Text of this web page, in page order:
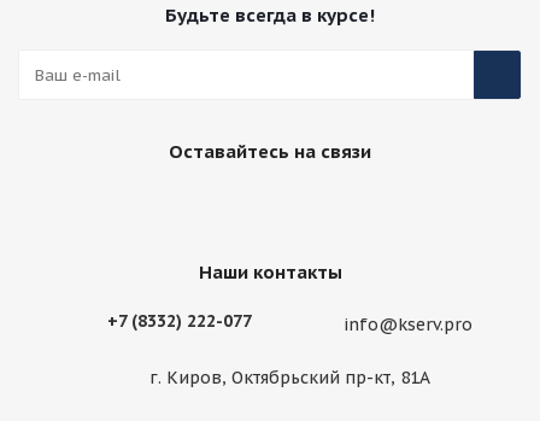
Будьте всегда в курсе!
Оставайтесь на связи
Наши контакты
+7 (8332) 222-077 info@kserv.pro
г. Киров, Октябрьский пр-кт, 81А